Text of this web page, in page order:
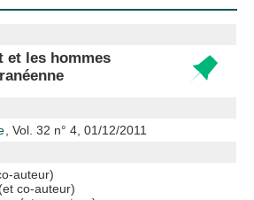
et les hommes
, Vol. 32 n° 4, 01/12/2011
auteur)
co-auteur)